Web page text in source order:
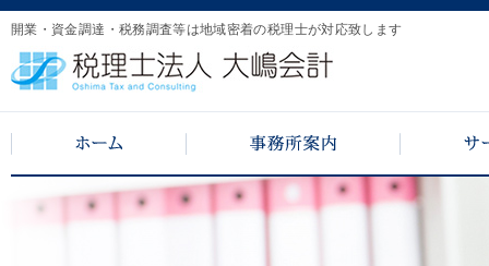
開業・資金調達・税務調査等は地域密着の税理士が対応致します